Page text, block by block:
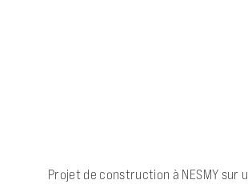
Projet de construction à NESMY sur